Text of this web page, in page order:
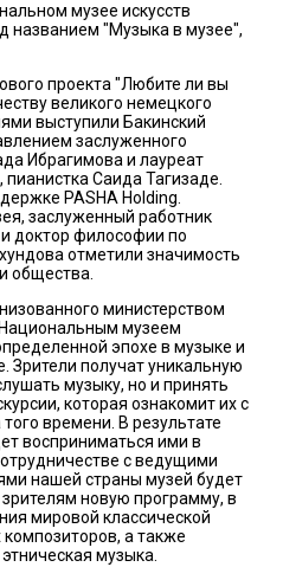
музее искусств
названием "Музыка в музее",
проекта "Любите ли вы
великого немецкого
выступили Бакинский
заслуженного
Ибрагимова и лауреат
Саида Тагизаде.
PASHA Holding.
заслуженный работник
доктор философии по
отметили значимость
общества.
министерством
музеем
эпохе в музыке и
Зрители получат уникальную
музыку, но и принять
которая ознакомит их с
времени. В результате
восприниматься ими в
с ведущими
нашей страны музей будет
новую программу, в
мировой классической
а также
музыка.